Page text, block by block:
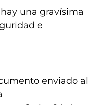
una gravísima
e
enviado al